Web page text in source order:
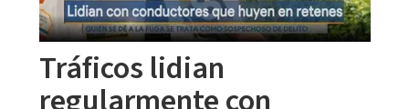
Tráficos lidian